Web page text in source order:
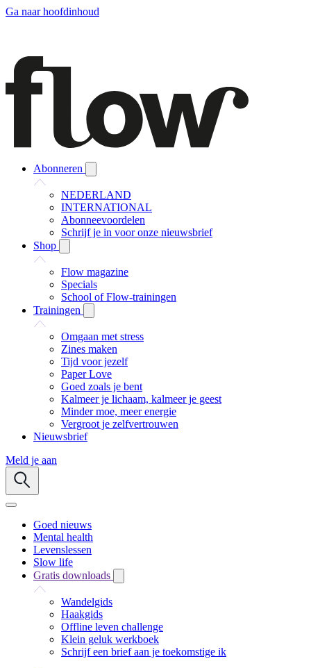
Ga naar hoofdinhoud
Abonneren
NEDERLAND
INTERNATIONAL
Abonneevoordelen
Schrijf je in voor onze nieuwsbrief
Shop
Flow magazine
Specials
School of Flow-trainingen
Trainingen
Omgaan met stress
Zines maken
Tijd voor jezelf
Paper Love
Goed zoals je bent
Kalmeer je lichaam, kalmeer je geest
Minder moe, meer energie
Vergroot je zelfvertrouwen
Nieuwsbrief
Meld je aan
Goed nieuws
Mental health
Levenslessen
Slow life
Gratis downloads
Wandelgids
Haakgids
Offline leven challenge
Klein geluk werkboek
Schrijf een brief aan je toekomstige ik